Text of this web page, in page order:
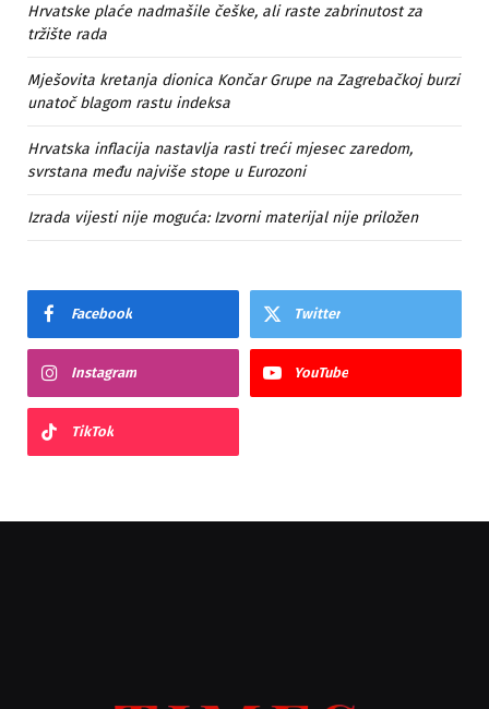
Hrvatske plaće nadmašile češke, ali raste zabrinutost za
tržište rada
Mješovita kretanja dionica Končar Grupe na Zagrebačkoj burzi
unatoč blagom rastu indeksa
Hrvatska inflacija nastavlja rasti treći mjesec zaredom,
svrstana među najviše stope u Eurozoni
Izrada vijesti nije moguća: Izvorni materijal nije priložen
Facebook Twitter
Instagram YouTube
TikTok